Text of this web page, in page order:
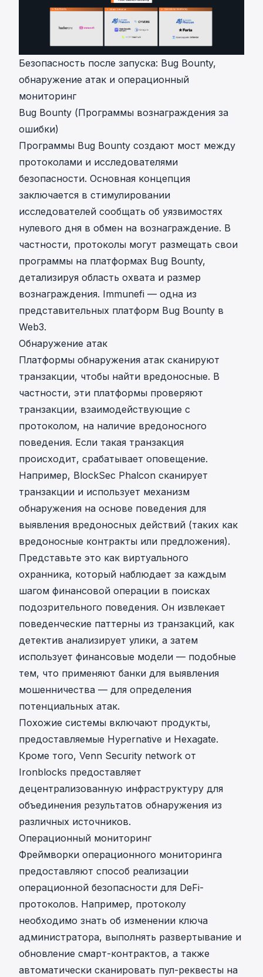
Безопасность после запуска: Bug Bounty,
обнаружение атак и операционный
мониторинг
Bug Bounty (Программы вознаграждения за
ошибки)
Программы Bug Bounty создают мост между
протоколами и исследователями
безопасности. Основная концепция
заключается в стимулировании
исследователей сообщать об уязвимостях
нулевого дня в обмен на вознаграждение. В
частности, протоколы могут размещать свои
программы на платформах Bug Bounty,
детализируя область охвата и размер
вознаграждения. Immunefi — одна из
представительных платформ Bug Bounty в
Web3.
Обнаружение атак
Платформы обнаружения атак сканируют
транзакции, чтобы найти вредоносные. В
частности, эти платформы проверяют
транзакции, взаимодействующие с
протоколом, на наличие вредоносного
поведения. Если такая транзакция
происходит, срабатывает оповещение.
Например, BlockSec Phalcon сканирует
транзакции и использует механизм
обнаружения на основе поведения для
выявления вредоносных действий (таких как
вредоносные контракты или предложения).
Представьте это как виртуального
охранника, который наблюдает за каждым
шагом финансовой операции в поисках
подозрительного поведения. Он извлекает
поведенческие паттерны из транзакций, как
детектив анализирует улики, а затем
использует финансовые модели — подобные
тем, что применяют банки для выявления
мошенничества — для определения
потенциальных атак.
Похожие системы включают продукты,
предоставляемые Hypernative и Hexagate.
Кроме того, Venn Security network от
Ironblocks предоставляет
децентрализованную инфраструктуру для
объединения результатов обнаружения из
различных источников.
Операционный мониторинг
Фреймворки операционного мониторинга
предоставляют способ реализации
операционной безопасности для DeFi-
протоколов. Например, протоколу
необходимо знать об изменении ключа
администратора, выполнять развертывание и
обновление смарт-контрактов, а также
автоматически сканировать пул-реквесты на